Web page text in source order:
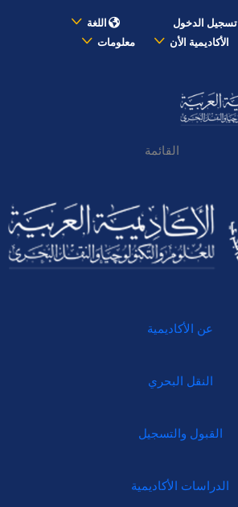
تسجيل الدخول
اللغة
الأكاديمية الأن معلومات
القائمة
عن الأكاديمية
النقل البحري
القبول والتسجيل
الدراسات الأكاديمية